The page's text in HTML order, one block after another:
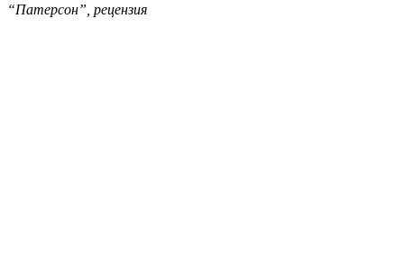
“Патерсон”, рецензия